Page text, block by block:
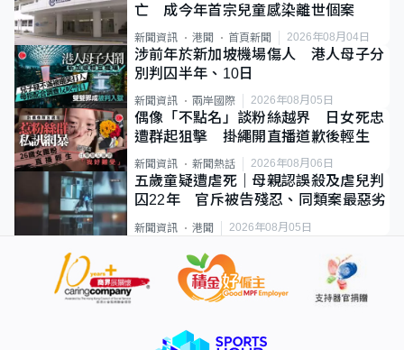
亡 成今年首宗兒童感染離世個案
新聞資訊 港聞 首頁新聞 2026年08月04日
涉前年於新加坡機場傷人 港人母子分
別判囚半年、10日
新聞資訊 兩岸國際 2026年08月05日
偶像「不點名」談粉絲越界 日女死忠
遭群起狙擊 掛繩開直播道歉後輕生
新聞資訊 新聞熱話 2026年08月06日
五歲童疑遭虐死｜母親認誤殺及虐兒判
囚22年 官斥被告殘忍、同類案最惡劣
新聞資訊 港聞 2026年08月05日